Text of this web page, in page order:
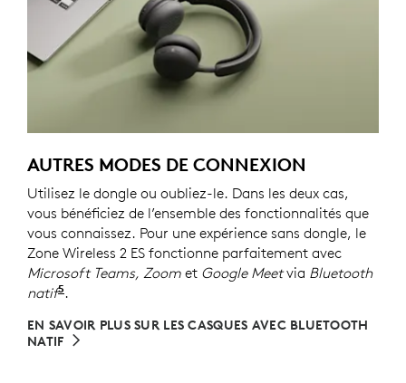
AUTRES MODES DE CONNEXION
Utilisez le dongle ou oubliez-le. Dans les deux cas,
vous bénéficiez de l’ensemble des fonctionnalités que
vous connaissez. Pour une expérience sans dongle, le
Zone Wireless 2 ES fonctionne parfaitement avec
Microsoft Teams, Zoom et Google Meetvia Bluetooth
natif5 Consultez l’article sur la compatibilité
.
EN SAVOIR PLUS SUR LES CASQUES AVEC BLUETOOTH
NATIF